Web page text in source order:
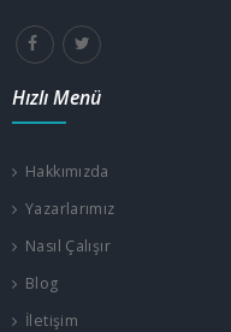
Hızlı Menü
Hakkımızda
Yazarlarımız
Nasıl Çalışır
Blog
İletişim